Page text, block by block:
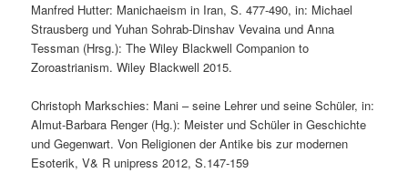
Manfred Hutter: Manichaeism in Iran, S. 477-490, in: Michael
Strausberg und Yuhan Sohrab-Dinshav Vevaina und Anna
Tessman (Hrsg.): The Wiley Blackwell Companion to
Zoroastrianism. Wiley Blackwell 2015.
Christoph Markschies: Mani – seine Lehrer und seine Schüler, in:
Almut-Barbara Renger (Hg.): Meister und Schüler in Geschichte
und Gegenwart. Von Religionen der Antike bis zur modernen
Esoterik, V& R unipress 2012, S.147-159